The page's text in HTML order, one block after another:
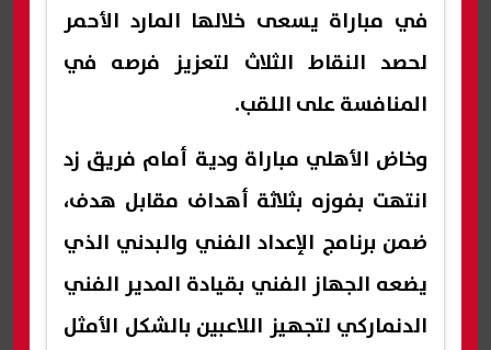
في مباراة يسعى خلالها المارد الأحمر
لحصد النقاط الثلاث لتعزيز فرصه في
المنافسة على اللقب.
وخاض الأهلي مباراة ودية أمام فريق زد
انتهت بفوزه بثلاثة أهداف مقابل هدف،
ضمن برنامج الإعداد الفني والبدني الذي
يضعه الجهاز الفني بقيادة المدير الفني
الدنماركي لتجهيز اللاعبين بالشكل الأمثل